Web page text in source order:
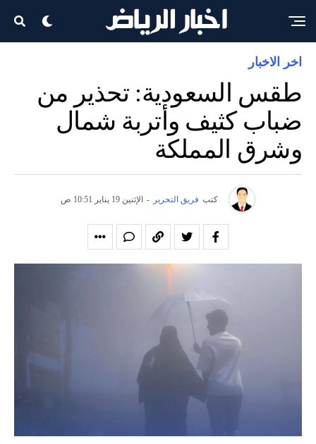
اخر الاخبار
طقس السعودية: تحذير من
ضباب كثيف وأتربة شمال
وشرق المملكة
كتب فريق التحرير - الإثنين 19 يناير 10:51 ص